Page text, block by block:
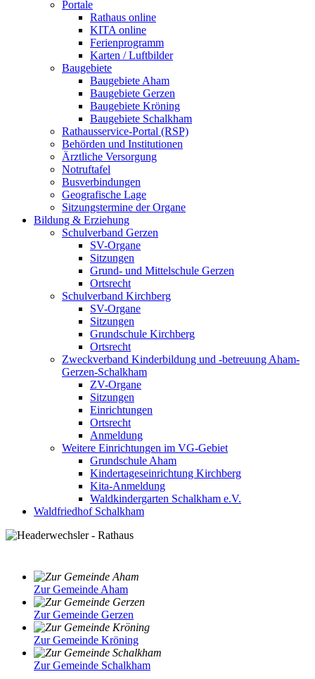
Portale
Rathaus online
KITA online
Ferienprogramm
Karten / Luftbilder
Baugebiete
Baugebiete Aham
Baugebiete Gerzen
Baugebiete Kröning
Baugebiete Schalkham
Rathausservice-Portal (RSP)
Behörden und Institutionen
Ärztliche Versorgung
Notruftafel
Busverbindungen
Geografische Lage
Sitzungstermine der Organe
Bildung & Erziehung
Schulverband Gerzen
SV-Organe
Sitzungen
Grund- und Mittelschule Gerzen
Ortsrecht
Schulverband Kirchberg
SV-Organe
Sitzungen
Grundschule Kirchberg
Ortsrecht
Zweckverband Kinderbildung und -betreuung Aham-
Gerzen-Schalkham
ZV-Organe
Sitzungen
Einrichtungen
Ortsrecht
Anmeldung
Weitere Einrichtungen im VG-Gebiet
Grundschule Aham
Kindertageseinrichtung Kirchberg
Kita-Anmeldung
Waldkindergarten Schalkham e.V.
Waldfriedhof Schalkham
Zur Gemeinde Aham
Zur Gemeinde Gerzen
Zur Gemeinde Kröning
Zur Gemeinde Schalkham